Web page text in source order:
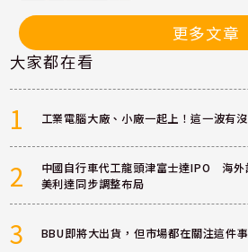
更多文章
大家都在看
1 工業電腦大廠、小廠一起上！這一波有
2
中國自行車代工龍頭津富士達IPO 海外
美利達同步調整布局
3 BBU即將大出貨，但市場都在關注這件事